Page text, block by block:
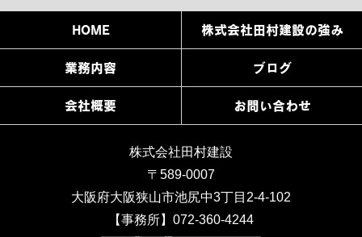
HOME 株式会社田村建設の強み
業務内容 ブログ
会社概要 お問い合わせ
株式会社田村建設
〒589-0007
大阪府大阪狭山市池尻中3丁目2-4-102
【事務所】072-360-4244